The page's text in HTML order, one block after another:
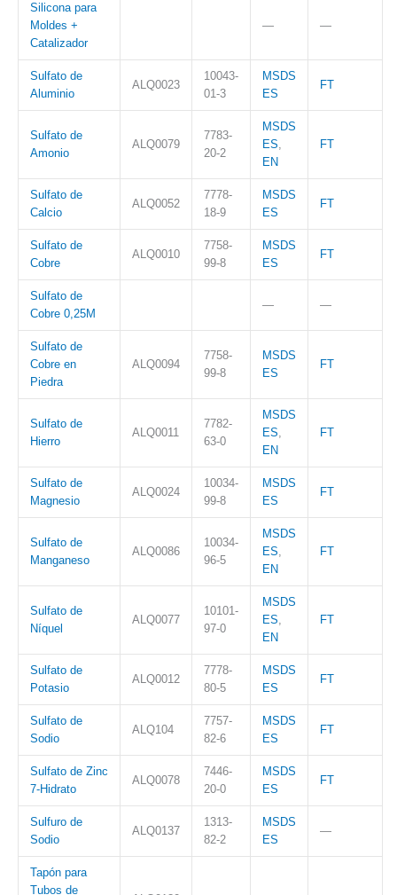
Silicona para
Moldes +
Catalizador
— —
Sulfato de
Aluminio
ALQ0023
10043-
01-3
MSDS
ES
FT
Sulfato de
Amonio
ALQ0079
7783-
20-2
MSDS
ES,
EN
FT
Sulfato de
Calcio
ALQ0052
7778-
18-9
MSDS
ES
FT
Sulfato de
Cobre
ALQ0010
7758-
99-8
MSDS
ES
FT
Sulfato de
Cobre 0,25M
— —
Sulfato de
Cobre en
Piedra
ALQ0094
7758-
99-8
MSDS
ES
FT
Sulfato de
Hierro
ALQ0011
7782-
63-0
MSDS
ES,
EN
FT
Sulfato de
Magnesio
ALQ0024
10034-
99-8
MSDS
ES
FT
Sulfato de
Manganeso
ALQ0086
10034-
96-5
MSDS
ES,
EN
FT
Sulfato de
Níquel
ALQ0077
10101-
97-0
MSDS
ES,
EN
FT
Sulfato de
Potasio
ALQ0012
7778-
80-5
MSDS
ES
FT
Sulfato de
Sodio
ALQ104
7757-
82-6
MSDS
ES
FT
Sulfato de Zinc
7-Hidrato
ALQ0078
7446-
20-0
MSDS
ES
FT
Sulfuro de
Sodio
ALQ0137
1313-
82-2
MSDS
ES
—
Tapón para
Tubos de